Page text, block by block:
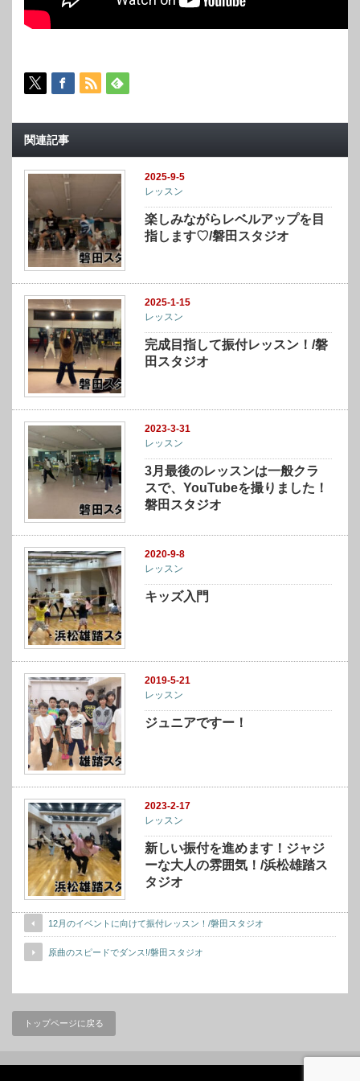
関連記事
2025-9-5
レッスン
楽しみながらレベルアップを目
指します♡/磐田スタジオ
2025-1-15
レッスン
完成目指して振付レッスン！/磐
田スタジオ
2023-3-31
レッスン
3月最後のレッスンは一般クラ
スで、YouTubeを撮りました！
磐田スタジオ
2020-9-8
レッスン
キッズ入門
2019-5-21
レッスン
ジュニアですー！
2023-2-17
レッスン
新しい振付を進めます！ジャジ
ーな大人の雰囲気！/浜松雄踏ス
タジオ
12月のイベントに向けて振付レッスン！/磐田スタジオ
原曲のスピードでダンス!/磐田スタジオ
トップページに戻る